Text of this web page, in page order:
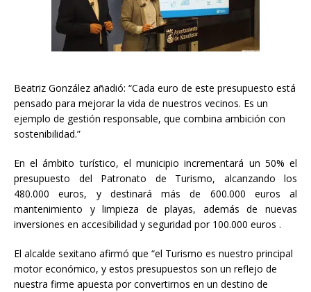
Beatriz González añadió: “Cada euro de este presupuesto está
pensado para mejorar la vida de nuestros vecinos. Es un
ejemplo de gestión responsable, que combina ambición con
sostenibilidad.”
En el ámbito turístico, el municipio incrementará un 50% el
presupuesto del Patronato de Turismo, alcanzando los
480.000 euros, y destinará más de 600.000 euros al
mantenimiento y limpieza de playas, además de nuevas
inversiones en accesibilidad y seguridad por 100.000 euros .
El alcalde sexitano afirmó que “el Turismo es nuestro principal
motor económico, y estos presupuestos son un reflejo de
nuestra firme apuesta por convertirnos en un destino de